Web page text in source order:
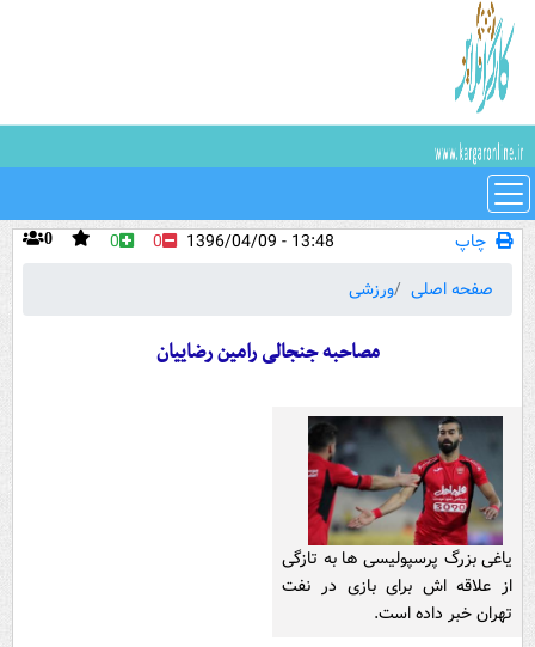
چاپ 0 0 0
13:48 - 1396/04/09
صفحه اصلی
ورزشی
مصاحبه جنجالی رامین رضاییان
یاغی بزرگ پرسپولیسی ها به تازگی
از علاقه اش برای بازی در نفت
تهران خبر داده است.